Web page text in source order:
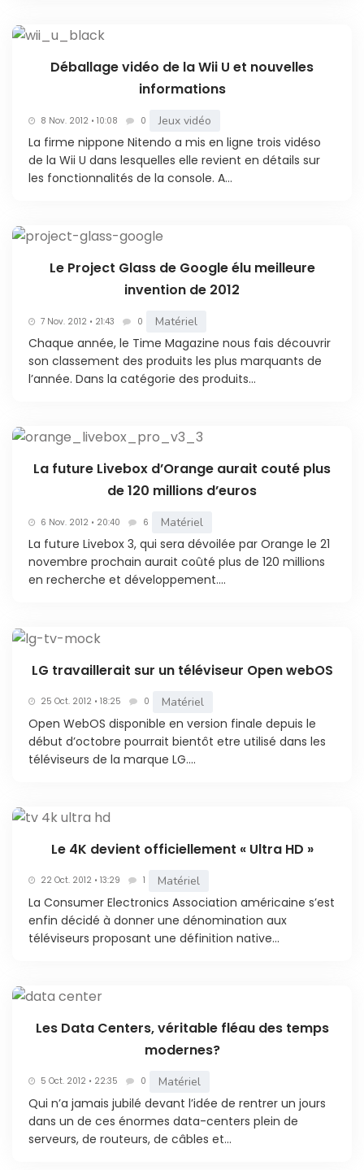
Déballage vidéo de la Wii U et nouvelles
informations
8 Nov. 2012 • 10:08 0 Jeux vidéo
La firme nippone Nitendo a mis en ligne trois vidéso
de la Wii U dans lesquelles elle revient en détails sur
les fonctionnalités de la console. A...
Le Project Glass de Google élu meilleure
invention de 2012
7 Nov. 2012 • 21:43 0 Matériel
Chaque année, le Time Magazine nous fais découvrir
son classement des produits les plus marquants de
l’année. Dans la catégorie des produits...
La future Livebox d’Orange aurait couté plus
de 120 millions d’euros
6 Nov. 2012 • 20:40 6 Matériel
La future Livebox 3, qui sera dévoilée par Orange le 21
novembre prochain aurait coûté plus de 120 millions
en recherche et développement....
LG travaillerait sur un téléviseur Open webOS
25 Oct. 2012 • 18:25 0 Matériel
Open WebOS disponible en version finale depuis le
début d’octobre pourrait bientôt etre utilisé dans les
téléviseurs de la marque LG....
Le 4K devient officiellement « Ultra HD »
22 Oct. 2012 • 13:29 1 Matériel
La Consumer Electronics Association américaine s’est
enfin décidé à donner une dénomination aux
téléviseurs proposant une définition native...
Les Data Centers, véritable fléau des temps
modernes?
5 Oct. 2012 • 22:35 0 Matériel
Qui n’a jamais jubilé devant l’idée de rentrer un jours
dans un de ces énormes data-centers plein de
serveurs, de routeurs, de câbles et...